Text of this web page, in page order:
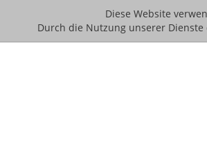
Diese Website
Durch die Nutzung unserer